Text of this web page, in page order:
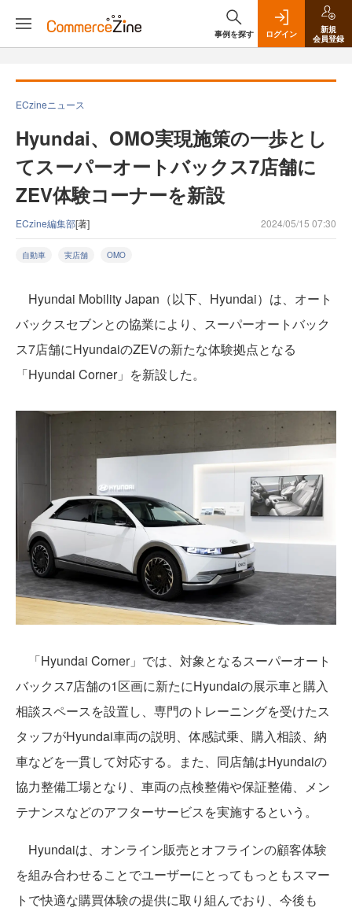
事例を探す ログイン
新規
会員登録
ECzineニュース
Hyundai、OMO実現施策の一歩とし
てスーパーオートバックス7店舗に
ZEV体験コーナーを新設
ECzine編集部[著] 2024/05/15 07:30
自動車 実店舗 OMO
Hyundai Mobility Japan（以下、Hyundai）は、オート
バックスセブンとの協業により、スーパーオートバック
ス7店舗にHyundaiのZEVの新たな体験拠点となる
「Hyundai Corner」を新設した。
「Hyundai Corner」では、対象となるスーパーオート
バックス7店舗の1区画に新たにHyundaiの展示車と購入
相談スペースを設置し、専門のトレーニングを受けたス
タッフがHyundai車両の説明、体感試乗、購入相談、納
車などを一貫して対応する。また、同店舗はHyundaiの
協力整備工場となり、車両の点検整備や保証整備、メン
テナンスなどのアフターサービスを実施するという。
Hyundaiは、オンライン販売とオフラインの顧客体験
を組み合わせることでユーザーにとってもっともスマー
トで快適な購買体験の提供に取り組んでおり、今後も